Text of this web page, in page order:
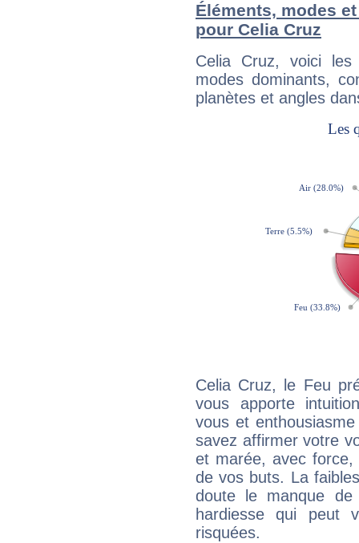
Éléments, modes
pour Celia Cruz
Celia Cruz, voici
modes dominants,
planètes et angles
Celia Cruz, le Feu
vous apporte
vous et
savez affirmer votre
et marée, avec
de vos buts. La
doute le manque
hardiesse qui peut
risquées.